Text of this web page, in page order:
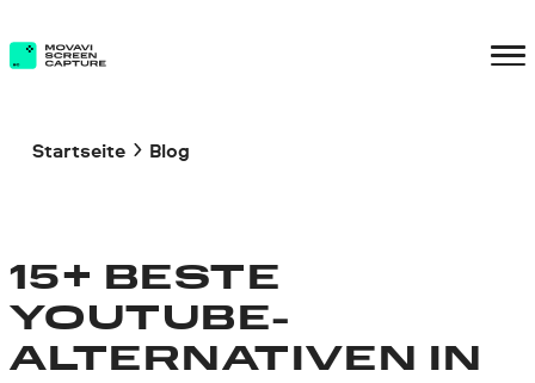
Startseite Blog
15+ BESTE
YOUTUBE-
ALTERNATIVEN IN